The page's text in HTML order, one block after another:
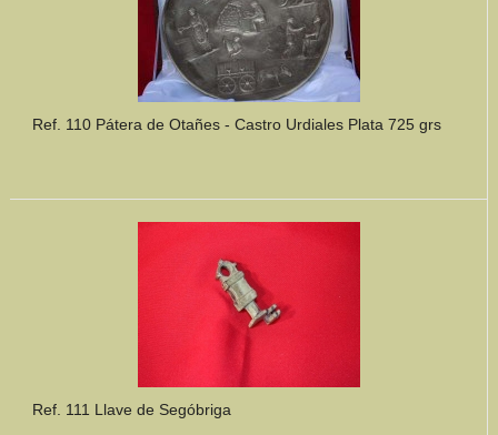
Ref. 110 Pátera de Otañes - Castro Urdiales Plata 725 grs
Ref. 111 Llave de Segóbriga